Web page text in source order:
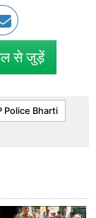
से जुड़ें
Police Bharti